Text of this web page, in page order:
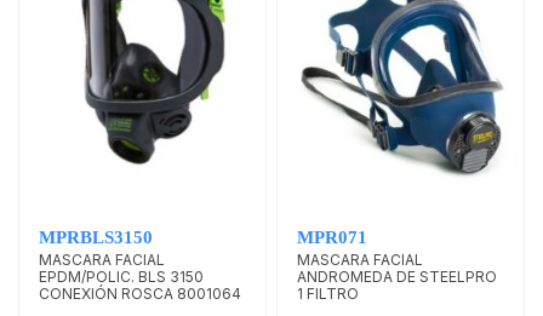
MPRBLS3150
MASCARA FACIAL
EPDM/POLIC. BLS 3150
CONEXIÓN ROSCA 8001064
MPR071
MASCARA FACIAL
ANDROMEDA DE STEELPRO
1 FILTRO